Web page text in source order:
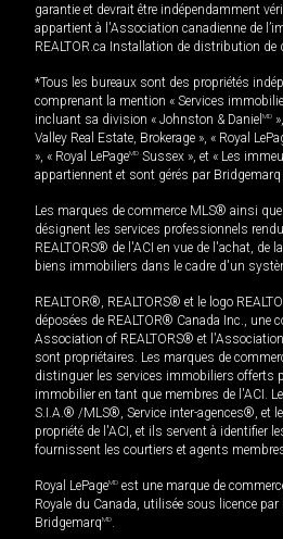
garantie et devrait être indépendamment
appartient à l'Association canadienne de
REALTOR.ca Installation de distribution de
*Tous les bureaux sont des propriétés
comprenant la mention « Services
incluant sa division « Johnston & Daniel MD
Valley Real Estate, Brokerage », « Royal
», « Royal LePageMD Sussex », et « Les
appartiennent et sont gérés par Bridgemarq
Les marques de commerce MLS® ainsi
désignent les services professionnels
REALTORS® de l'ACI en vue de l'achat, de
biens immobiliers dans le cadre d'un
REALTOR®, REALTORS® et le logo
déposées de REALTOR® Canada Inc., une
Association of REALTORS® et
sont propriétaires. Les marques de
distinguer les services immobiliers offerts
immobilier en tant que membres de l'ACI.
S.I.A.® /MLS®, Service inter-agences®, et
propriété de l'ACI, et ils servent à identifier
fournissent les courtiers et agents
Royal LePageMD est une marque de
Royale du Canada, utilisée sous licence
BridgemarqMD.